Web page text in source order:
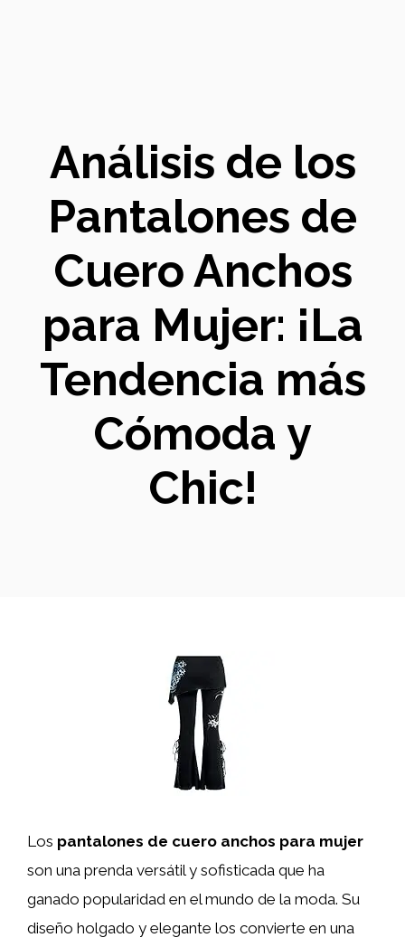
Análisis de los
Pantalones de
Cuero Anchos
para Mujer: ¡La
Tendencia más
Cómoda y
Chic!
Los pantalones de cuero anchos para mujer
son una prenda versátil y sofisticada que ha
ganado popularidad en el mundo de la moda. Su
diseño holgado y elegante los convierte en una